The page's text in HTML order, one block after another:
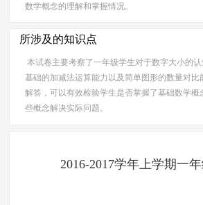
数学概念的理解和掌握情况。
所涉及的知识点
本试卷主要考察了一年级学生对于数字大小的认
基础的加减法运算能力以及简单图形的数量对比
解答，可以有效检验学生是否掌握了基础数学概
些概念解决实际问题。
2016-2017学年上学期一